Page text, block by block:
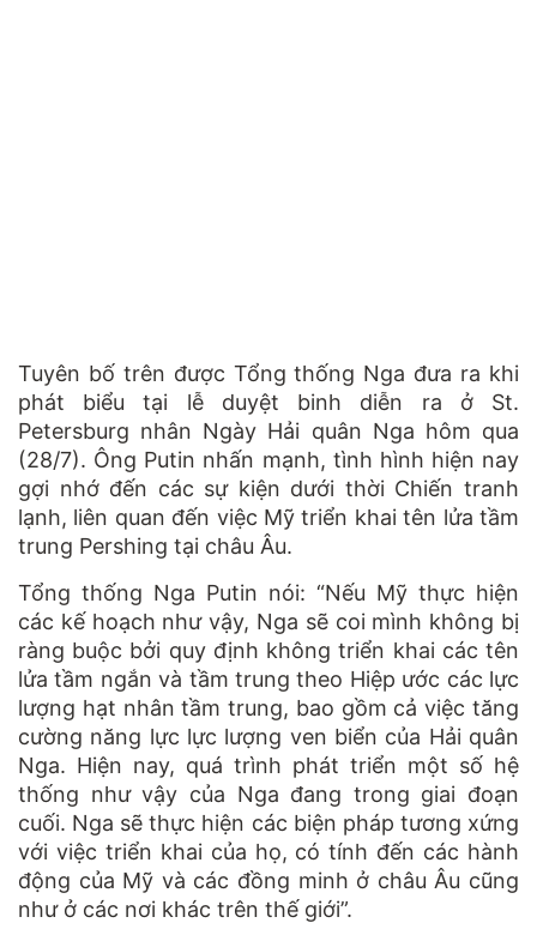
Tuyên bố trên được Tổng thống Nga đưa ra khi
phát biểu tại lễ duyệt binh diễn ra ở St.
Petersburg nhân Ngày Hải quân Nga hôm qua
(28/7). Ông Putin nhấn mạnh, tình hình hiện nay
gợi nhớ đến các sự kiện dưới thời Chiến tranh
lạnh, liên quan đến việc Mỹ triển khai tên lửa tầm
trung Pershing tại châu Âu.
Tổng thống Nga Putin nói: “Nếu Mỹ thực hiện
các kế hoạch như vậy, Nga sẽ coi mình không bị
ràng buộc bởi quy định không triển khai các tên
lửa tầm ngắn và tầm trung theo Hiệp ước các lực
lượng hạt nhân tầm trung, bao gồm cả việc tăng
cường năng lực lực lượng ven biển của Hải quân
Nga. Hiện nay, quá trình phát triển một số hệ
thống như vậy của Nga đang trong giai đoạn
cuối. Nga sẽ thực hiện các biện pháp tương xứng
với việc triển khai của họ, có tính đến các hành
động của Mỹ và các đồng minh ở châu Âu cũng
như ở các nơi khác trên thế giới”.